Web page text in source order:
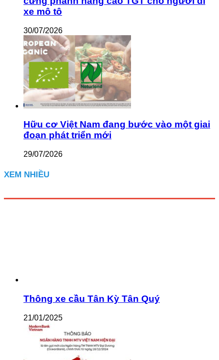
xe mô tô
30/07/2026
Hữu cơ Việt Nam đang bước vào một giai
đoạn phát triển mới
29/07/2026
XEM NHIỀU
Thông xe cầu Tân Kỳ Tân Quý
21/01/2025